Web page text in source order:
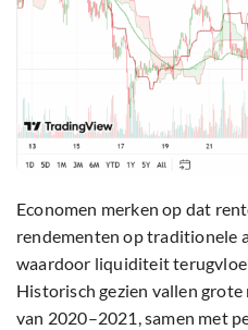
Economen merken op dat
rendementen op traditionele
waardoor liquiditeit
Historisch gezien vallen grote
van 2020–2021, samen met